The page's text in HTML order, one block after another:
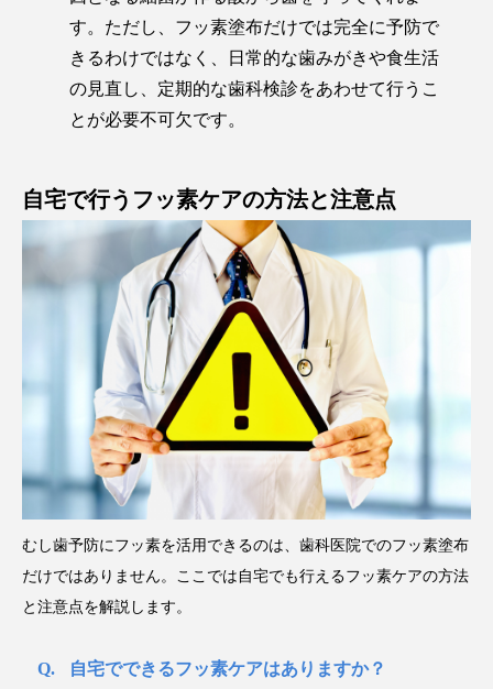
す。ただし、フッ素塗布だけでは完全に予防で
きるわけではなく、日常的な歯みがきや食生活
の見直し、定期的な歯科検診をあわせて行うこ
とが必要不可欠です。
自宅で行うフッ素ケアの方法と注意点
むし歯予防にフッ素を活用できるのは、歯科医院でのフッ素塗布
だけではありません。ここでは自宅でも行えるフッ素ケアの方法
と注意点を解説します。
自宅でできるフッ素ケアはありますか？